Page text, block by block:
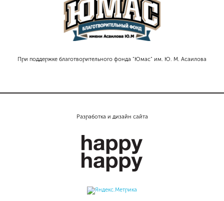
При поддержке благотворительного фонда "Юмас" им. Ю. М. Асаилова
Разработка и дизайн сайта